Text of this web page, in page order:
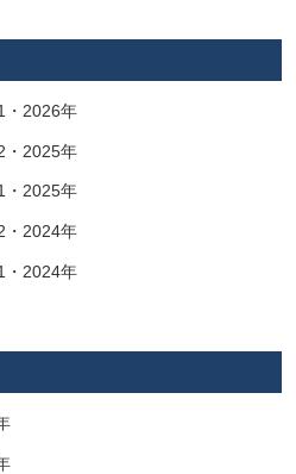
・2026年
・2025年
・2025年
・2024年
・2024年